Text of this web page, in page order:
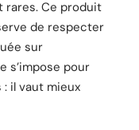
rares. Ce produit
de respecter
sur
s’impose pour
il vaut mieux